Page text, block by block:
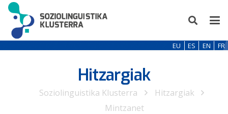
EU ES EN FR
Hitzargiak
Soziolinguistika Klusterra
Hitzargiak
Mintzanet